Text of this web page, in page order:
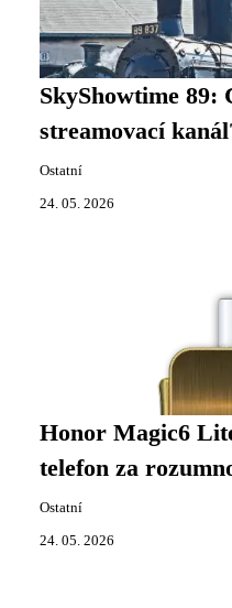
SkyShowtime 89:
streamovací
Ostatní
24. 05. 2026
Honor Magic6
telefon za
Ostatní
24. 05. 2026